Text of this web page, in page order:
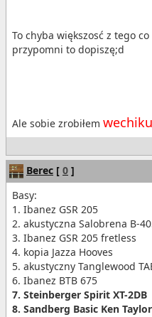
To chyba większosć z tego
przypomni to dopiszę;d
Ale sobie zrobiłem
Berec [ 0 ]
Basy:
1. Ibanez GSR 205
2. akustyczna Salobrena B-
3. Ibanez GSR 205 fretless
4. kopia Jazza Hooves
5. akustyczny Tanglewood
6. Ibanez BTB 675
7. Steinberger Spirit XT-2DB
8. Sandberg Basic Ken